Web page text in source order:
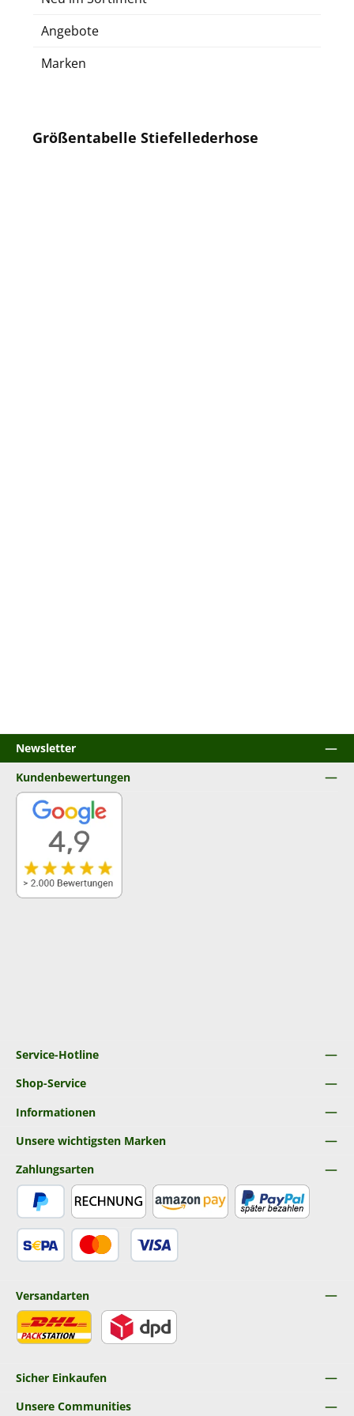
Angebote
Marken
Größentabelle Stiefellederhose
Newsletter
Service-Hotline
Shop-Service
Informationen
Unsere wichtigsten Marken
Sicher Einkaufen
Kundenbewertungen
Unsere Communities
Zahlungsarten
Versandarten